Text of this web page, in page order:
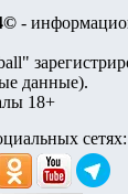
-
данные).
18+
сетях: